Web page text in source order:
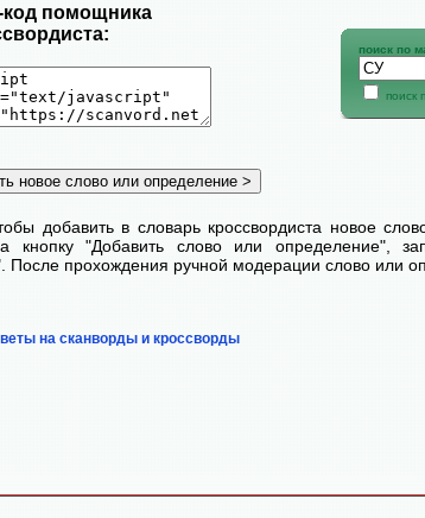
код помощника
поиск по
поиск
добавить в словарь кроссвордиста новое
кнопку "Добавить слово или определение",
После прохождения ручной модерации слово или
на сканворды и кроссворды